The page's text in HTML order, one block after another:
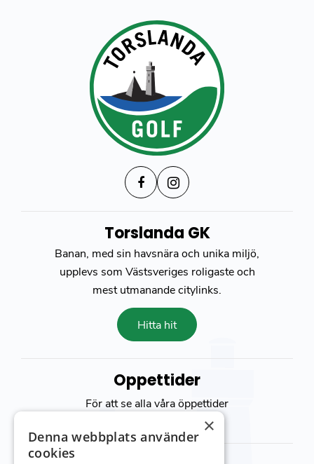
Torslanda GK
Banan, med sin havsnära och unika miljö,
upplevs som Västsveriges roligaste och
mest utmanande citylinks.
Hitta hit
Öppettider
För att se alla våra öppettider
kontakt sida
×
Denna webbplats använder
cookies